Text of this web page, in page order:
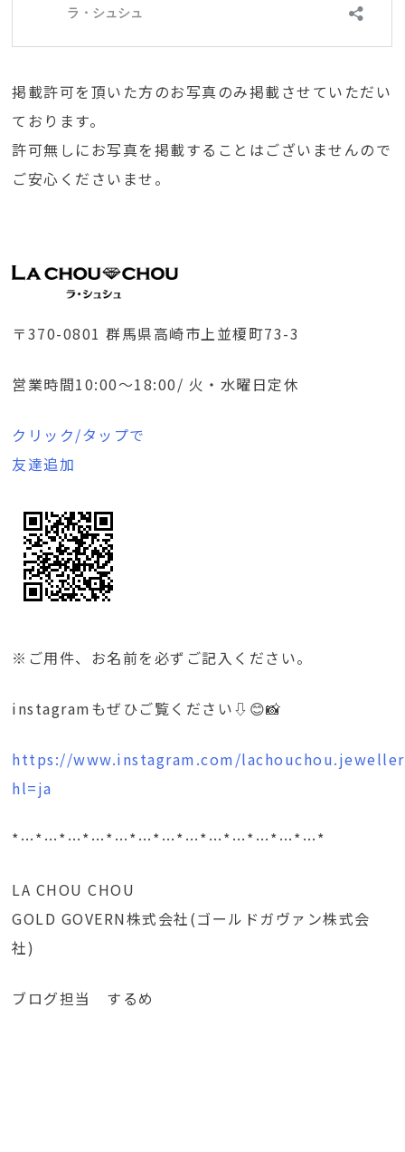
掲載許可を頂いた方のお写真のみ掲載させていただい
ております。
許可無しにお写真を掲載することはございませんので
ご安心くださいませ。
〒370-0801 群馬県高崎市上並榎町73-3
営業時間10:00～18:00/ 火・水曜日定休
クリック/タップで
友達追加
※ご用件、お名前を必ずご記入ください。
instagramもぜひご覧ください⇩😊📸
https://www.instagram.com/
hl=ja
*…*…*…*…*…*…*…*…*…*…*…*…*…*
LA CHOU CHOU
GOLD GOVERN株式会社(ゴールドガヴァン株式会
社)
ブログ担当 するめ